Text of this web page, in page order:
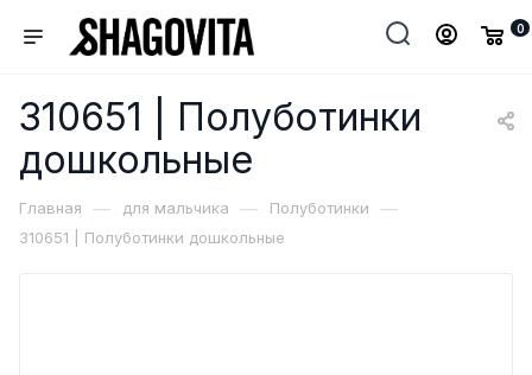
0
310651 | Полуботинки
дошкольные
Главная — для мальчика — Полуботинки —
310651 | Полуботинки дошкольные